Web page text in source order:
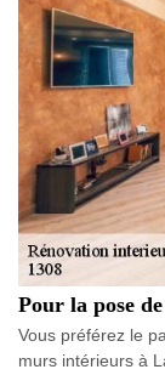
Pour la pose
Vous préférez le
murs intérieurs à